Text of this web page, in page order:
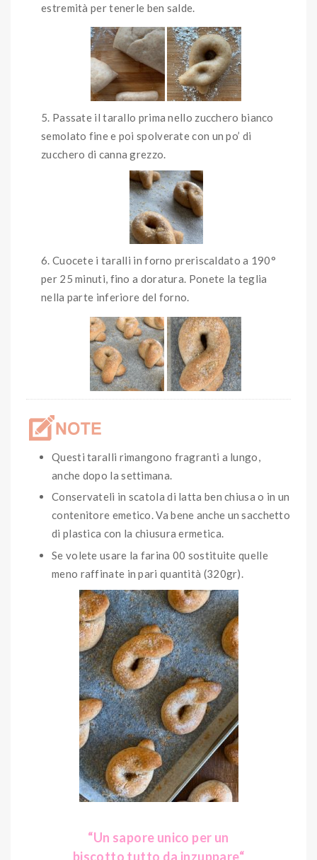
estremità per tenerle ben salde.
Passate il tarallo prima nello zucchero bianco
semolato fine e poi spolverate con un po’ di
zucchero di canna grezzo.
Cuocete i taralli in forno preriscaldato a 190°
per 25 minuti, fino a doratura. Ponete la teglia
nella parte inferiore del forno.
Questi taralli rimangono fragranti a lungo,
anche dopo la settimana.
Conservateli in scatola di latta ben chiusa o in un
contenitore emetico. Va bene anche un sacchetto
di plastica con la chiusura ermetica.
Se volete usare la farina 00 sostituite quelle
meno raffinate in pari quantità (320gr).
“Un sapore unico per un
biscotto tutto da inzuppare“